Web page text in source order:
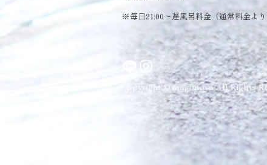
​※毎日21:00～遅風呂料金（通常料金より
Copyright © magonoyu All Rights